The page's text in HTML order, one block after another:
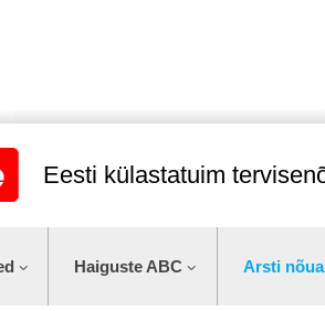
Eesti külastatuim
Haiguste ABC Arsti